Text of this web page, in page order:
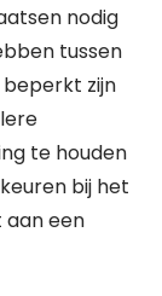
nodig
tussen
zijn
te houden
bij het
een